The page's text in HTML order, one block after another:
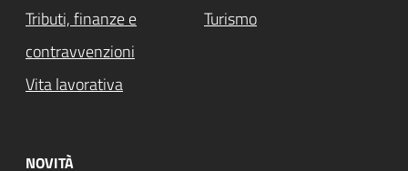
Tributi, finanze e
contravvenzioni
Turismo
Vita lavorativa
NOVITÀ